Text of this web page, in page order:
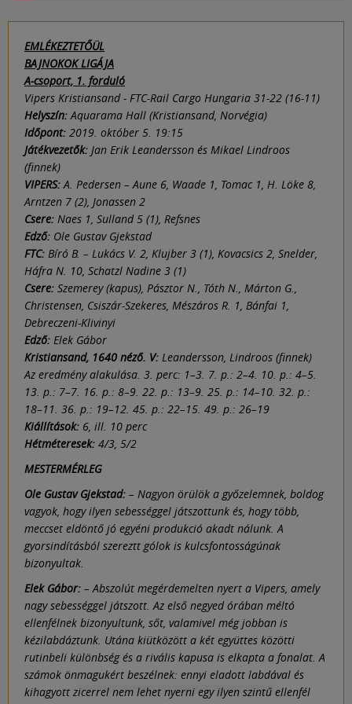
EMLÉKEZTETŐÜL
BAJNOKOK LIGÁJA
A-csoport, 1. forduló
Vipers Kristiansand - FTC-Rail Cargo Hungaria 31-22 (16-11)
Helyszín: Aquarama Hall (Kristiansand, Norvégia)
Időpont: 2019. október 5. 19:15
Játékvezetők: Jan Erik Leandersson és Mikael Lindroos
(finnek)
VIPERS: A. Pedersen – Aune 6, Waade 1, Tomac 1, H. Löke 8,
Arntzen 7 (2), Jonassen 2
Csere: Naes 1, Sulland 5 (1), Refsnes
Edző: Ole Gustav Gjekstad
FTC: Bíró B. – Lukács V. 2, Klujber 3 (1), Kovacsics 2, Snelder,
Háfra N. 10, Schatzl Nadine 3 (1)
Csere: Szemerey (kapus), Pásztor N., Tóth N., Márton G.,
Christensen, Csiszár-Szekeres, Mészáros R. 1, Bánfai 1,
Debreczeni-Klivinyi
Edző: Elek Gábor
Kristiansand, 1640 néző. V: Leandersson, Lindroos (finnek)
Az eredmény alakulása. 3. perc: 1–3. 7. p.: 2–4. 10. p.: 4–5.
13. p.: 7–7. 16. p.: 8–9. 22. p.: 13–9. 25. p.: 14–10. 32. p.:
18–11. 36. p.: 19–12. 45. p.: 22–15. 49. p.: 26–19
Kiállítások: 6, ill. 10 perc
Hétméteresek: 4/3, 5/2
MESTERMÉRLEG
Ole Gustav Gjekstad: – Nagyon örülök a győzelemnek, boldog
vagyok, hogy ilyen sebességgel játszottunk és, hogy több,
meccset eldöntő jó egyéni produkció akadt nálunk. A
gyorsindításból szereztt gólok is kulcsfontosságúnak
bizonyultak.
Elek Gábor: – Abszolút megérdemelten nyert a Vipers, amely
nagy sebességgel játszott. Az első negyed órában méltó
ellenfélnek bizonyultunk, sőt, valamivel még jobban is
kézilabdáztunk. Utána kiütközött a két együttes közötti
rutinbeli különbség és a rivális kapusa is elkapta a fonalat. A
számok önmagukért beszélnek: ennyi eladott labdával és
kihagyott zicerrel nem lehet nyerni egy ilyen szintű ellenfél